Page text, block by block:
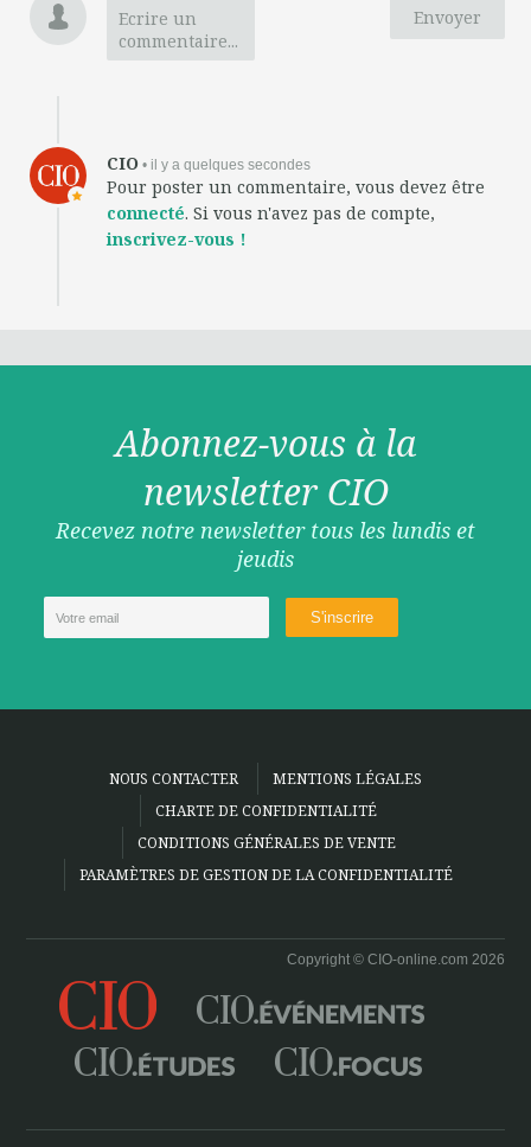
Envoyer
Ecrire un
commentaire...
CIO • il y a quelques secondes
Pour poster un commentaire, vous devez être
connecté. Si vous n'avez pas de compte,
inscrivez-vous !
Abonnez-vous à la
newsletter CIO
Recevez notre newsletter tous les lundis et
jeudis
NOUS CONTACTER
MENTIONS LÉGALES
CHARTE DE CONFIDENTIALITÉ
CONDITIONS GÉNÉRALES DE VENTE
PARAMÈTRES DE GESTION DE LA CONFIDENTIALITÉ
Copyright © CIO-online.com 2026